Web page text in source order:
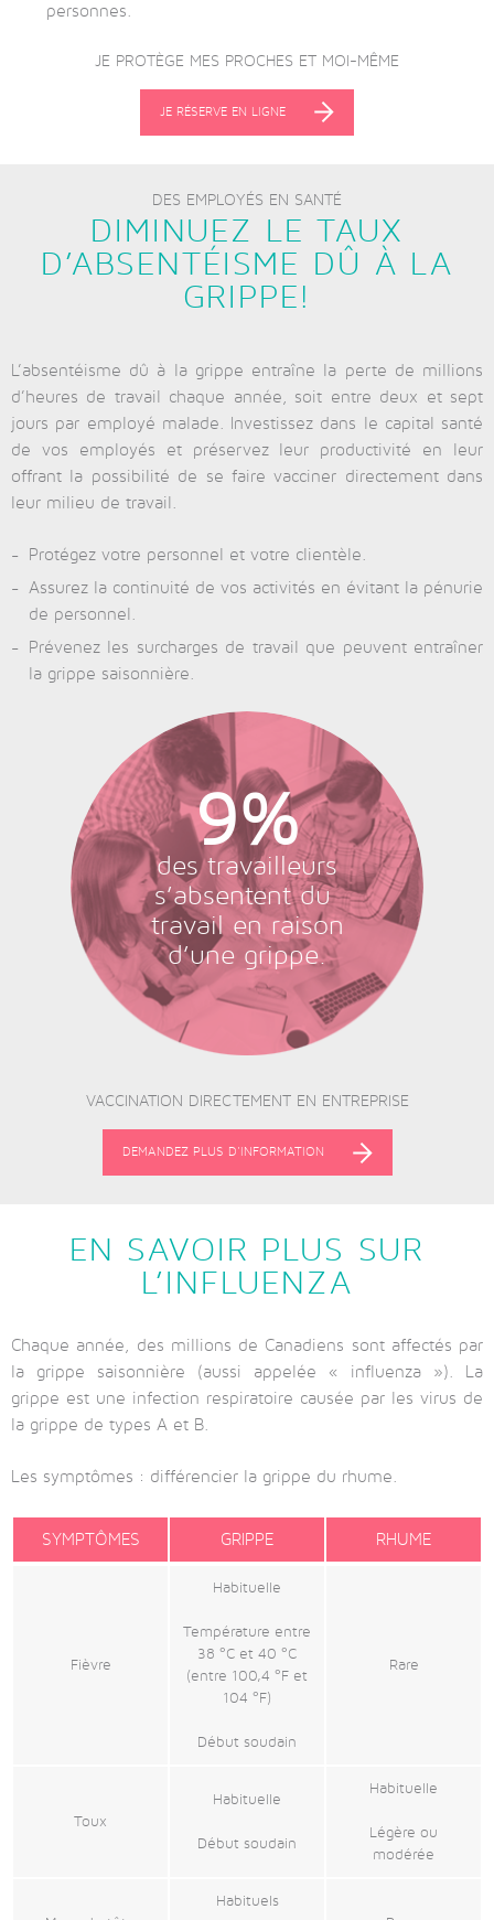
personnes.
JE PROTÈGE MES PROCHES ET MOI-MÊME
JE RÉSERVE EN LIGNE
DES EMPLOYÉS EN SANTÉ
DIMINUEZ LE TAUX
D’ABSENTÉISME DÛ À LA
GRIPPE!
L’absentéisme dû à la grippe entraîne la perte de millions
d’heures de travail chaque année, soit entre deux et sept
jours par employé malade. Investissez dans le capital santé
de vos employés et préservez leur productivité en leur
offrant la possibilité de se faire vacciner directement dans
leur milieu de travail.
Protégez votre personnel et votre clientèle.
Assurez la continuité de vos activités en évitant la pénurie
de personnel.
Prévenez les surcharges de travail que peuvent entraîner
la grippe saisonnière.
9%
des travailleurs
s’absentent du
travail en raison
d’une grippe.
VACCINATION DIRECTEMENT EN ENTREPRISE
DEMANDEZ PLUS D'INFORMATION
EN SAVOIR PLUS SUR
L’INFLUENZA
Chaque année, des millions de Canadiens sont affectés par
la grippe saisonnière (aussi appelée « influenza »). La
grippe est une infection respiratoire causée par les virus de
la grippe de types A et B.
Les symptômes : différencier la grippe du rhume.
SYMPTÔMES GRIPPE RHUME
Fièvre
Habituelle
Température entre
38 °C et 40 °C
(entre 100,4 °F et
104 °F)
Début soudain
Rare
Toux
Habituelle
Début soudain
Habituelle
Légère ou
modérée
Habituels